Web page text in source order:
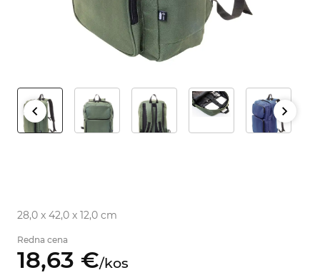
28,0 x 42,0 x 12,0 cm
Redna cena
18,63 €/kos